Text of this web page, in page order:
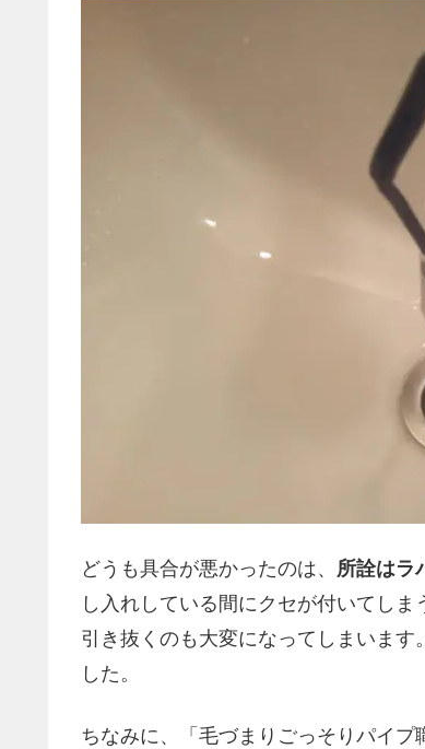
どうも具合が悪かったのは、 所詮はラ
し入れしている間にクセが付いてし
引き抜くのも大変になってしまいます
した。
ちなみに、「毛づまりごっそりパイ